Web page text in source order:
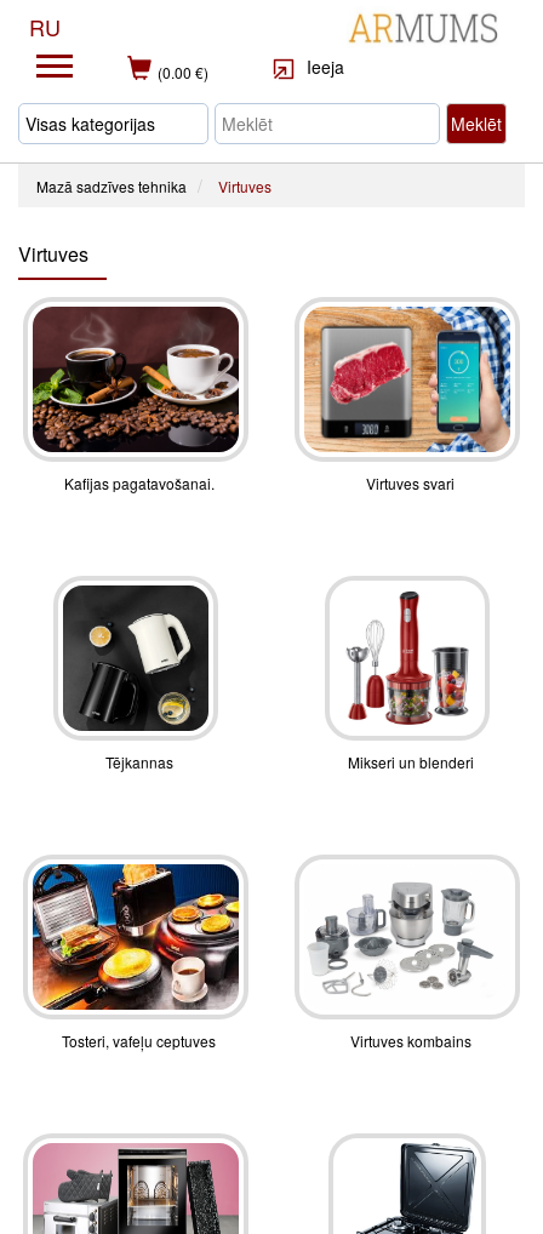
RU
(0.00 €) Ieeja
Meklēt
Mazā sadzīves tehnika Virtuves
Virtuves
Kafijas pagatavošanai. Virtuves svari
Tējkannas Mikseri un blenderi
Tosteri, vafeļu ceptuves Virtuves kombains